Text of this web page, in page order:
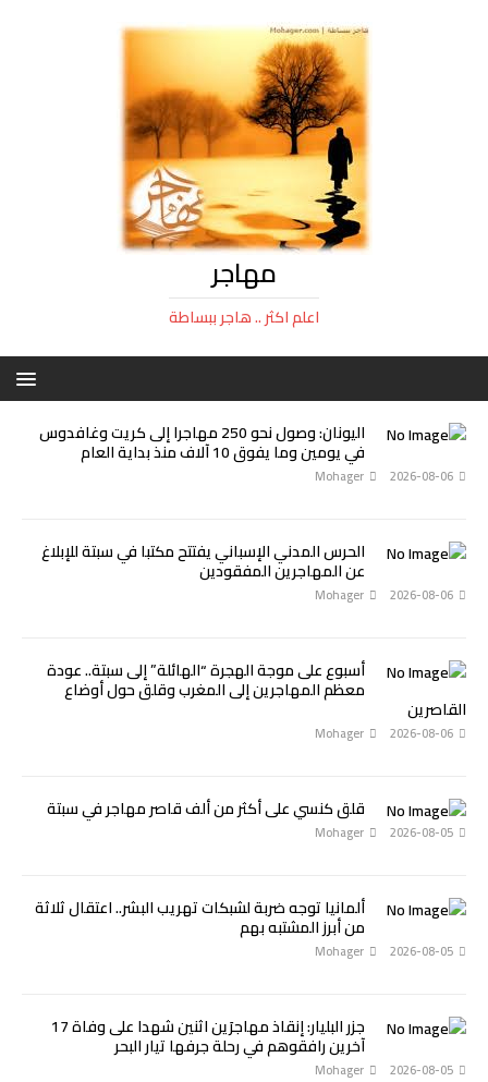
مهاجر
اعلم اكثر .. هاجر ببساطة
اليونان: وصول نحو 250 مهاجرا إلى كريت وغافدوس
في يومين وما يفوق 10 آلاف منذ بداية العام
2026-08-06
Mohager
الحرس المدني الإسباني يفتتح مكتبا في سبتة للإبلاغ
عن المهاجرين المفقودين
2026-08-06
Mohager
أسبوع على موجة الهجرة “الهائلة” إلى سبتة.. عودة
معظم المهاجرين إلى المغرب وقلق حول أوضاع
القاصرين
2026-08-06
Mohager
قلق كنسي على أكثر من ألف قاصر مهاجر في سبتة
2026-08-05
Mohager
ألمانيا توجه ضربة لشبكات تهريب البشر.. اعتقال ثلاثة
من أبرز المشتبه بهم
2026-08-05
Mohager
جزر البليار: إنقاذ مهاجرَين اثنين شهدا على وفاة 17
آخرين رافقوهم في رحلة جرفها تيار البحر
2026-08-05
Mohager